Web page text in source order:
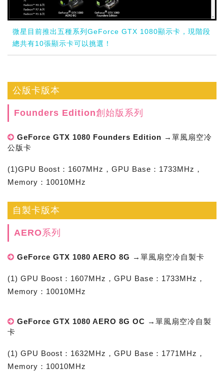
微星目前推出五種系列GeForce GTX 1080顯示卡，現階段
總共有10張顯示卡可以挑選！
公版卡版本
Founders Edition創始版系列
GeForce GTX 1080 Founders Edition →單風扇空冷
公版卡
(1)GPU Boost：1607MHz，GPU Base：1733MHz，
Memory：10010MHz
自製卡版本
AERO系列
GeForce GTX 1080 AERO 8G →單風扇空冷自製卡
(1) GPU Boost：1607MHz，GPU Base：1733MHz，
Memory：10010MHz
GeForce GTX 1080 AERO 8G OC →單風扇空冷自製
卡
(1) GPU Boost：1632MHz，GPU Base：1771MHz，
Memory：10010MHz